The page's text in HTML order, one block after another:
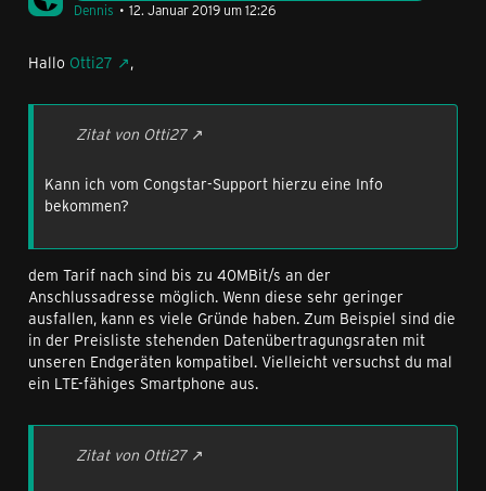
Dennis
12. Januar 2019 um 12:26
Hallo Otti27 ,
Zitat von Otti27
Kann ich vom Congstar-Support hierzu eine Info
bekommen?
dem Tarif nach sind bis zu 40MBit/s an der
Anschlussadresse möglich. Wenn diese sehr geringer
ausfallen, kann es viele Gründe haben. Zum Beispiel sind die
in der Preisliste stehenden Datenübertragungsraten mit
unseren Endgeräten kompatibel. Vielleicht versuchst du mal
ein LTE-fähiges Smartphone aus.
Zitat von Otti27